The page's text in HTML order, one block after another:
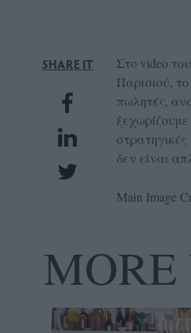
SHARE IT
Στο video
Παρισιού,
πωλητές,
δεν είναι
Main Image
MORE